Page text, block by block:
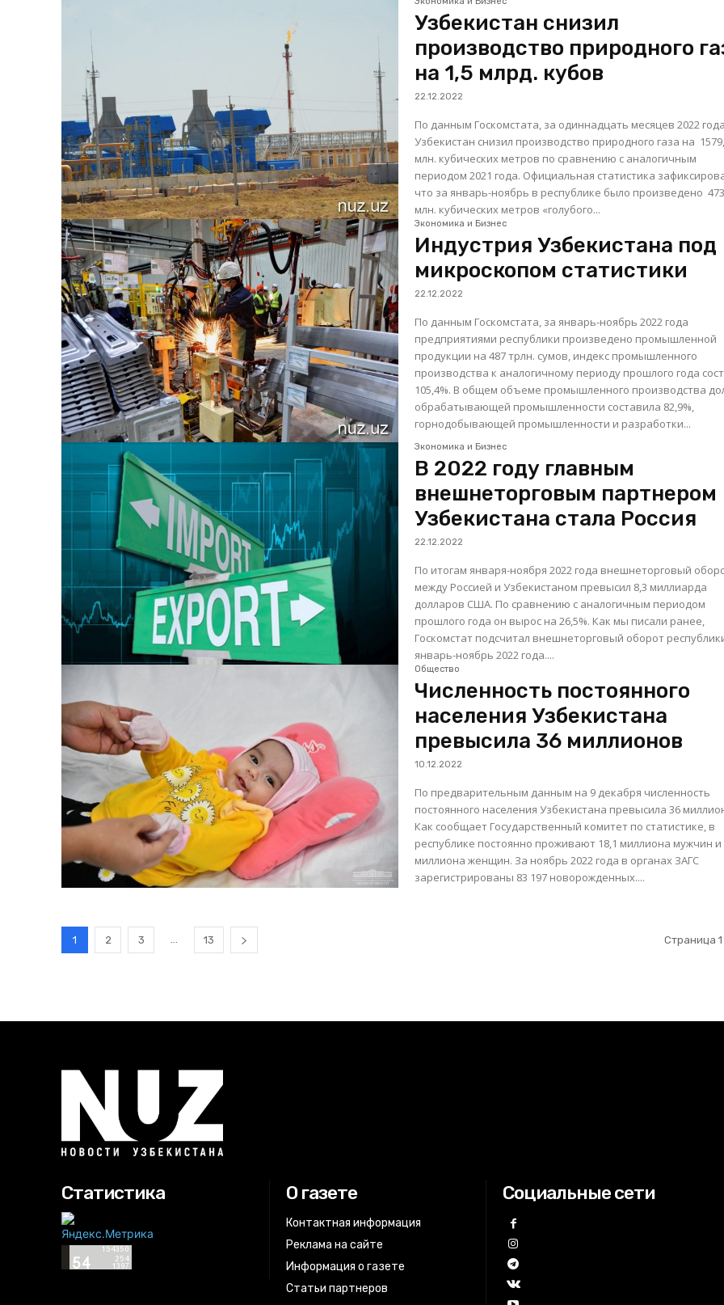
Узбекистан снизил
производство природного
на 1,5 млрд. кубов
22.12.2022
По данным Госкомстата, за одиннадцать месяцев 2022 года
Узбекистан снизил производство природного газа на
млн. кубических метров по сравнению с аналогичным
периодом 2021 года. Официальная статистика зафиксировала,
что за январь-ноябрь в республике было произведено
млн. кубических метров «голубого...
Экономика и Бизнес
Индустрия Узбекистана под
микроскопом статистики
22.12.2022
По данным Госкомстата, за январь-ноябрь 2022 года
предприятиями республики произведено промышленной
продукции на 487 трлн. сумов, индекс промышленного
производства к аналогичному периоду прошлого года
105,4%. В общем объеме промышленного производства доля
обрабатывающей промышленности составила 82,9%,
горнодобывающей промышленности и разработки...
Экономика и Бизнес
В 2022 году главным
внешнеторговым партнером
Узбекистана стала Россия
22.12.2022
По итогам января-ноября 2022 года внешнеторговый
между Россией и Узбекистаном превысил 8,3 миллиарда
долларов США. По сравнению с аналогичным периодом
прошлого года он вырос на 26,5%. Как мы писали ранее,
Госкомстат подсчитал внешнеторговый оборот
январь-ноябрь 2022 года....
Общество
Численность постоянного
населения Узбекистана
превысила 36 миллионов
10.12.2022
По предварительным данным на 9 декабря численность
постоянного населения Узбекистана превысила 36
Как сообщает Государственный комитет по статистике, в
республике постоянно проживают 18,1 миллиона мужчин и
миллиона женщин. За ноябрь 2022 года в органах ЗАГС
зарегистрированы 83 197 новорожденных....
1 2 3 13 Страница 1
Статистика О газете
Контактная информация
Реклама на сайте
Информация о газете
Статьи партнеров
Социальные сети